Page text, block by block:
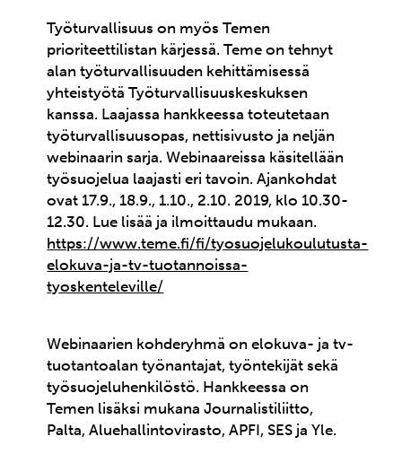
Työturvallisuus on myös Temen
prioriteettilistan kärjessä. Teme on tehnyt
alan työturvallisuuden kehittämisessä
yhteistyötä Työturvallisuuskeskuksen
kanssa. Laajassa hankkeessa toteutetaan
työturvallisuusopas, nettisivusto ja neljän
webinaarin sarja. Webinaareissa käsitellään
työsuojelua laajasti eri tavoin. Ajankohdat
ovat 17.9., 18.9., 1.10., 2.10. 2019, klo 10.30-
12.30. Lue lisää ja ilmoittaudu mukaan.
https://www.teme.fi/fi/tyosuojelukoulutusta-
elokuva-ja-tv-tuotannoissa-
tyoskenteleville/
Webinaarien kohderyhmä on elokuva- ja tv-
tuotantoalan työnantajat, työntekijät sekä
työsuojeluhenkilöstö. Hankkeessa on
Temen lisäksi mukana Journalistiliitto,
Palta, Aluehallintovirasto, APFI, SES ja Yle.